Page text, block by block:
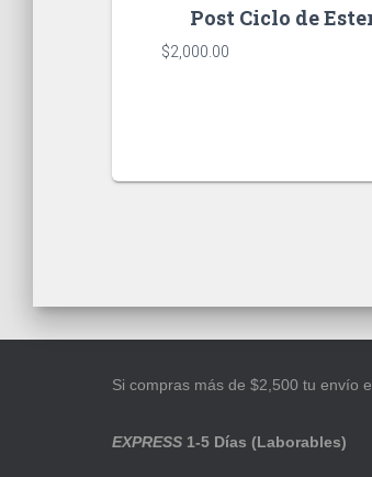
Post Ciclo de
$2,000.00
Si compras más de $2,500 tu envío
EXPRESS 1-5 Días (Laborables)